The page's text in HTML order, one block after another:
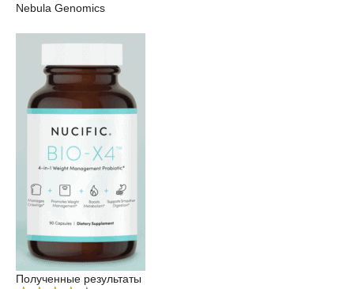
Nebula Genomics
Полученные результаты